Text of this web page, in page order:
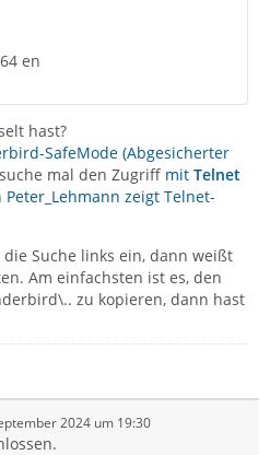
en
hast?
SafeMode (Abgesicherter
mal den Zugriff mit Telnet
Peter_Lehmann zeigt Telnet-
Suche links ein, dann weißt
Am einfachsten ist es, den
zu kopieren, dann hast
2024 um 19:30